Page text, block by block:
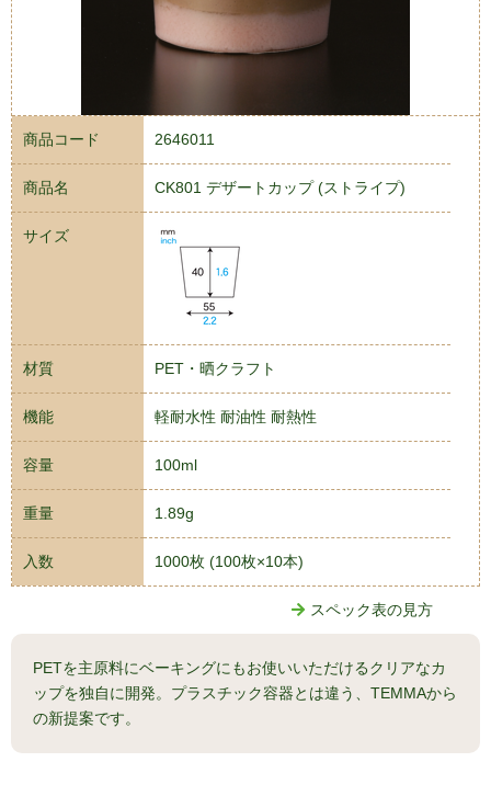
商品コード 2646011
商品名 CK801 デザートカップ (ストライプ)
サイズ
材質 PET・晒クラフト
機能 軽耐水性 耐油性 耐熱性
容量 100ml
重量 1.89g
入数 1000枚 (100枚×10本)
スペック表の見方
PETを主原料にベーキングにもお使いいただけるクリアなカ
ップを独自に開発。プラスチック容器とは違う、TEMMAから
の新提案です。